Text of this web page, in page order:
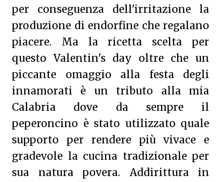
per conseguenza dell'irritazione la
produzione di endorfine che regalano
piacere. Ma la ricetta scelta per
questo Valentin's day oltre che un
piccante omaggio alla festa degli
innamorati è un tributo alla mia
Calabria dove da sempre il
peperoncino è stato utilizzato quale
supporto per rendere più vivace e
gradevole la cucina tradizionale per
sua natura povera. Addirittura in